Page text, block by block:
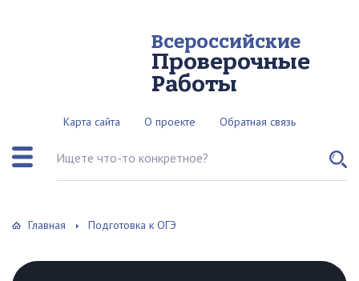
Всероссийские
Проверочные
Работы
Карта сайта О проекте Обратная связь
Поиск по сайту
Главная Подготовка к ОГЭ